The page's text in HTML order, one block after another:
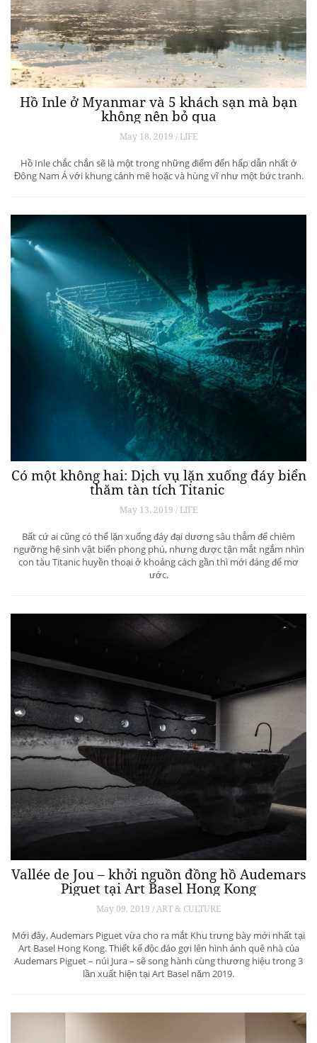
Hồ Inle ở Myanmar và 5 khách sạn mà bạn
không nên bỏ qua
May 18, 2019 / LIFE
Hồ Inle chắc chắn sẽ là một trong những điểm đến hấp dẫn nhất ở
Đông Nam Á với khung cảnh mê hoặc và hùng vĩ như một bức tranh.
Có một không hai: Dịch vụ lặn xuống đáy biển
thăm tàn tích Titanic
May 13, 2019 / LIFE
Bất cứ ai cũng có thể lặn xuống đáy đại dương sâu thẳm để chiêm
ngưỡng hệ sinh vật biển phong phú, nhưng được tận mắt ngắm nhìn
con tàu Titanic huyền thoại ở khoảng cách gần thì mới đáng để mơ
ước.
Vallée de Jou – khởi nguồn đồng hồ Audemars
Piguet tại Art Basel Hong Kong
May 09, 2019 / ART & CULTURE
Mới đây, Audemars Piguet vừa cho ra mắt Khu trưng bày mới nhất tại
Art Basel Hong Kong. Thiết kế độc đáo gợi lên hình ảnh quê nhà của
Audemars Piguet – núi Jura – sẽ song hành cùng thương hiệu trong 3
lần xuất hiện tại Art Basel năm 2019.